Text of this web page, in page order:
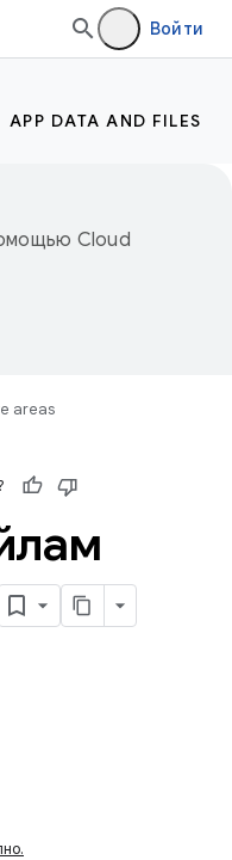
Войти
APP DATA AND FILES
Cloud
areas